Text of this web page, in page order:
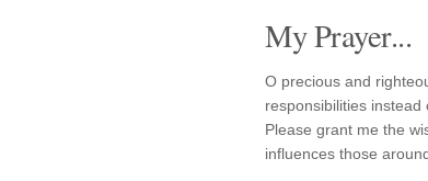
My Prayer...
O precious and
responsibilities
Please grant me the
influences those